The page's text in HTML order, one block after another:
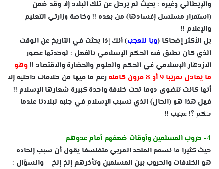
والإيطالي وغيره : بحيث لم يرحل عن تلك البلاد إلا وقد ضمن
(استمرار مسلسل إفسادها) من بعده !! وخاصة وزارتي التعليم
والإعلام !!
بل الأكثر إضحاكا (ويا للعجب) أنك إذا بحثت في التاريخ عن الوقت
الذي كان يطبق فيه الحكم الإسلامي بالفعل : لوجدتها عصور
الازدهار الإسلامي في الحكم والعلوم والحضارة والاقتصاد !!وهو
ما يعادل تقريبا 9 أو 8 قرون كاملة
رغم ما فيها من خلافات داخلية إلا
أنها كانت تنضوي دوما تحت خلافة واحدة كبيرة شعارها الإسلام !!
فهل هذا هو (الحال) الذي تسبب الإسلام في جلبه لبلادنا عندما
حكم ؟! عجيب !!
4- حروب المسلمين وأوقات ضعفهم أمام عدوهم
حيث كثيرا ما نسمع الملحد العربي متفلسفا يقول أن سبب إلحاده
هو الخلافات والحروب بين المسلمين وتأخرهم إلخ إلخ – والسؤال :